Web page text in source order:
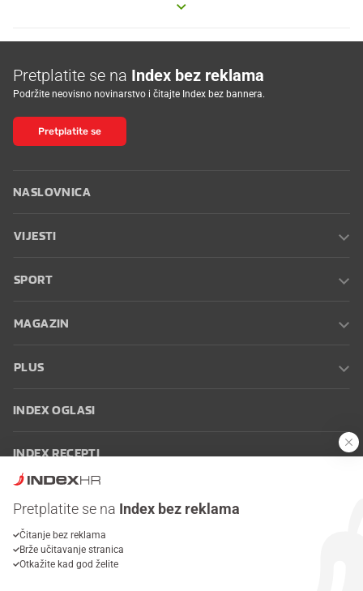
Pretplatite se na Index bez reklama
Podržite neovisno novinarstvo i čitajte Index bez bannera.
Pretplatite se
NASLOVNICA
VIJESTI
SPORT
MAGAZIN
PLUS
INDEX OGLASI
INDEX RECEPTI
Oglašavanje Zaposli se na Indexu
korištenja
Postavke kolačića
Pretplatite se na Index bez reklama
Čitanje bez reklama
Brže učitavanje stranica
Otkažite kad god želite